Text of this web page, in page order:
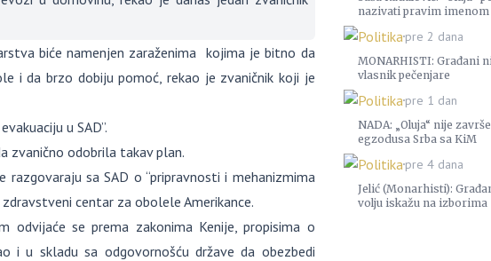
biće namenjen zaraženima kojima je bitno da
i da brzo dobiju pomoć, rekao je zvaničnik koji je
u SAD”.
zvanično odobrila takav plan.
sa SAD o “pripravnosti i mehanizmima
centar za obolele Amerikance.
odvijaće se prema zakonima Kenije, propisima o
i u skladu sa odgovornošću države da obezbedi
nazivati pravim imenom
Politikapre 2 dana
MONARHISTI: Građani
vlasnik pečenjare
Politikapre 1 dan
NADA: „Oluja“ nije
egzodusa Srba sa KiM
Politikapre 4 dana
Jelić (Monarhisti):
volju iskažu na izborima